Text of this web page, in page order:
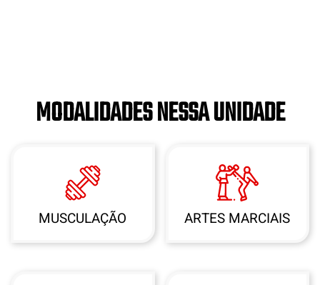
MODALIDADES NESSA UNIDADE
MUSCULAÇÃO ARTES MARCIAIS